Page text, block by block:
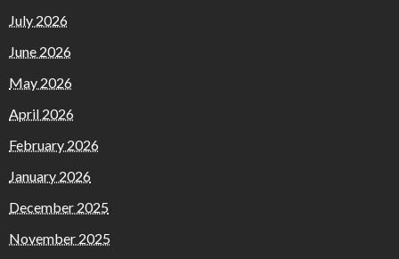
July 2026
June 2026
May 2026
April 2026
February 2026
January 2026
December 2025
November 2025